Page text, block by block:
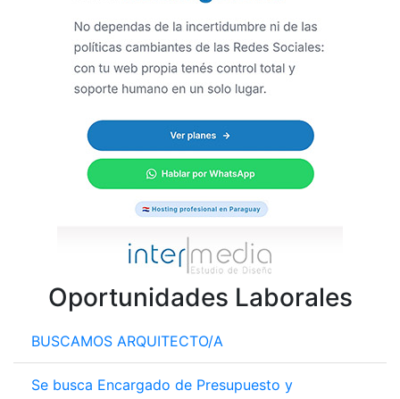
Oportunidades Laborales
BUSCAMOS ARQUITECTO/A
Se busca Encargado de Presupuesto y